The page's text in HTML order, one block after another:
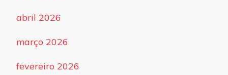
abril 2026
março 2026
fevereiro 2026